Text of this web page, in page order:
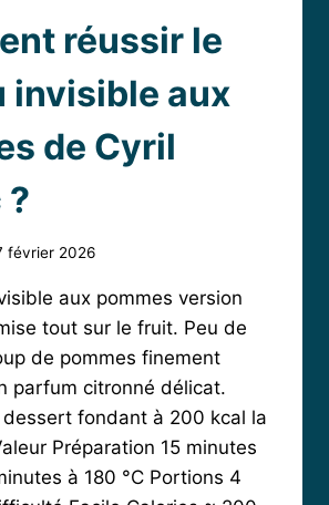
réussir le
invisible aux
de Cyril
?
février 2026
aux pommes version
tout sur le fruit. Peu de
de pommes finement
parfum citronné délicat.
dessert fondant à 200 kcal la
Préparation 15 minutes
à 180 °C Portions 4